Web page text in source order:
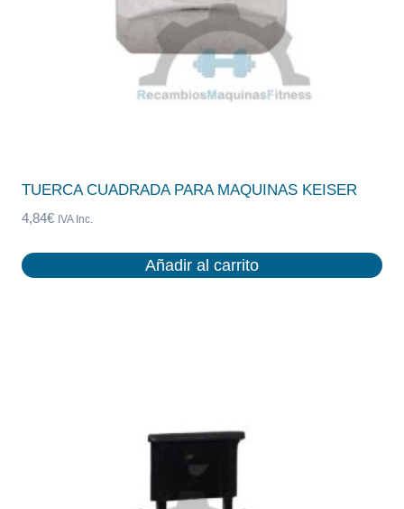
TUERCA CUADRADA PARA MAQUINAS KEISER
4,84€ IVA Inc.
Añadir al carrito